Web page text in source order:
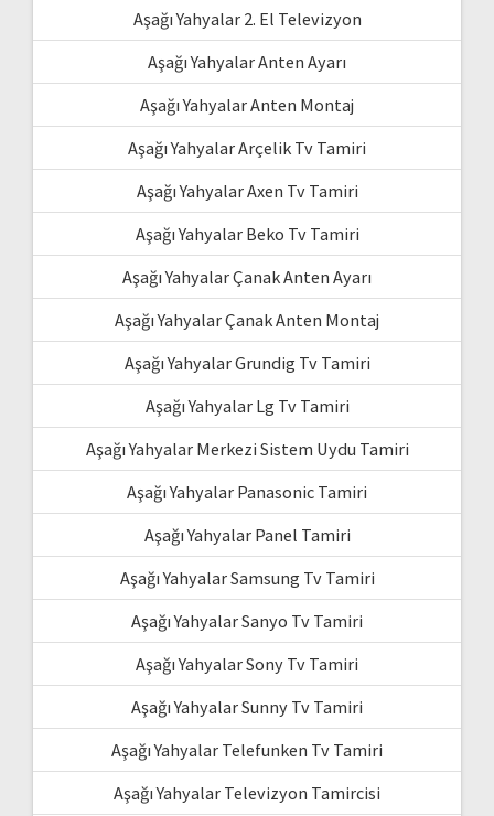
Aşağı Yahyalar 2. El Televizyon
Aşağı Yahyalar Anten Ayarı
Aşağı Yahyalar Anten Montaj
Aşağı Yahyalar Arçelik Tv Tamiri
Aşağı Yahyalar Axen Tv Tamiri
Aşağı Yahyalar Beko Tv Tamiri
Aşağı Yahyalar Çanak Anten Ayarı
Aşağı Yahyalar Çanak Anten Montaj
Aşağı Yahyalar Grundig Tv Tamiri
Aşağı Yahyalar Lg Tv Tamiri
Aşağı Yahyalar Merkezi Sistem Uydu Tamiri
Aşağı Yahyalar Panasonic Tamiri
Aşağı Yahyalar Panel Tamiri
Aşağı Yahyalar Samsung Tv Tamiri
Aşağı Yahyalar Sanyo Tv Tamiri
Aşağı Yahyalar Sony Tv Tamiri
Aşağı Yahyalar Sunny Tv Tamiri
Aşağı Yahyalar Telefunken Tv Tamiri
Aşağı Yahyalar Televizyon Tamircisi